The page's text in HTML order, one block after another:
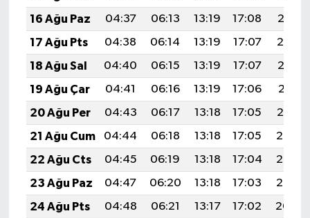
16 Ağu Paz
04:37 06:13 13:19 17:08
20:15
17 Ağu Pts
04:38 06:14 13:19 17:07
20:14
18 Ağu Sal
04:40 06:15 13:19 17:07
20:12
19 Ağu Çar
04:41 06:16 13:19 17:06
20:11
20 Ağu Per
04:43 06:17 13:18 17:05
20:10
21 Ağu Cum
04:44 06:18 13:18 17:05
20:08
22 Ağu Cts
04:45 06:19 13:18 17:04
20:07
23 Ağu Paz
04:47 06:20 13:18 17:03
20:05
24 Ağu Pts
04:48 06:21 13:17 17:02
20:04